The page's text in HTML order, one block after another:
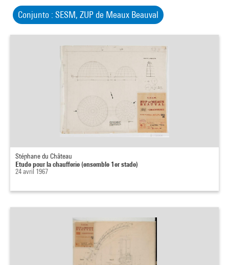
Conjunto : SESM, ZUP de Meaux Beauval
Stéphane du Château
Etude pour la chaufferie (ensemble 1er stade)
24 avril 1967